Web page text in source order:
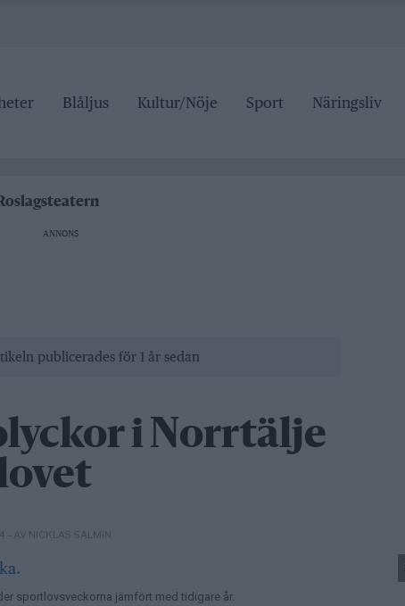
Blåljus Kultur/Nöje Sport Näringsliv
badhus
ANNONS
publicerades för 1 år sedan
i Norrtälje
– AV NICKLAS SALMIN
sportlovsveckorna jämfört med tidigare år.